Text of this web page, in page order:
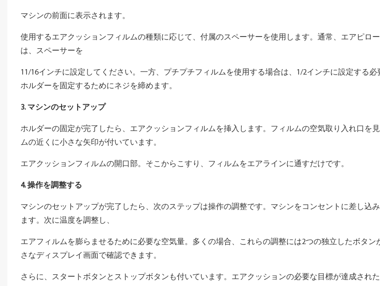
マシンの前面に表示されます。
使用するエアクッションフィルムの種類に応じて、付属のスペーサーを使用します。通常、エアピロ
は、スペーサーを
11/16インチに設定してください。一方、プチプチフィルムを使用する場合は、1/2インチに設定する必
ホルダーを固定するためにネジを締めます。
3. マシンのセットアップ
ホルダーの固定が完了したら、エアクッションフィルムを挿入します。フィルムの空気取り入れ口を
ムの近くに小さな矢印が付いています。
エアクッションフィルムの開口部。そこからこすり、フィルムをエアラインに通すだけです。
4. 操作を調整する
マシンのセットアップが完了したら、次のステップは操作の調整です。マシンをコンセントに差し込
ます。次に温度を調整し、
エアフィルムを膨らませるために必要な空気量。多くの場合、これらの調整には2つの独立したボタン
さなディスプレイ画面で確認できます。
さらに、スタートボタンとストップボタンも付いています。エアクッションの必要な目標が達成された